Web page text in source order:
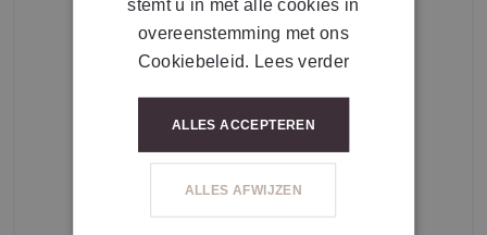
stemt u in met alle cookies in
overeenstemming met ons
Cookiebeleid. Lees verder
ALLES ACCEPTEREN
ALLES AFWIJZEN